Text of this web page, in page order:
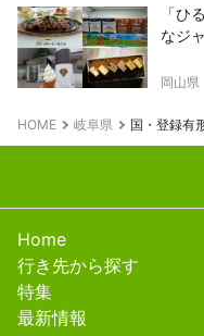
「ひ
なジ
岡山県
HOME 岐阜県 国・登録有
Home
行き先から探す
特集
最新情報